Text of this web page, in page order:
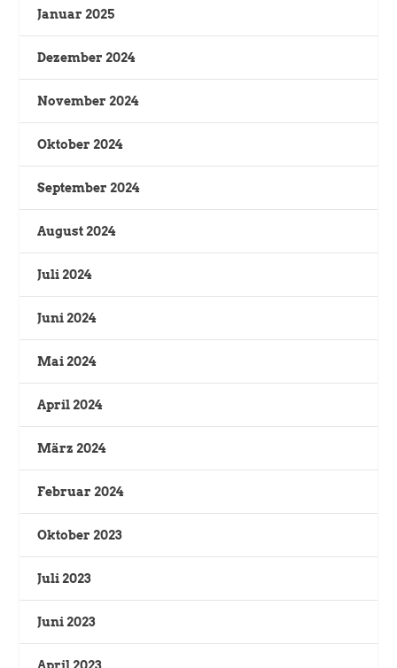
Januar 2025
Dezember 2024
November 2024
Oktober 2024
September 2024
August 2024
Juli 2024
Juni 2024
Mai 2024
April 2024
März 2024
Februar 2024
Oktober 2023
Juli 2023
Juni 2023